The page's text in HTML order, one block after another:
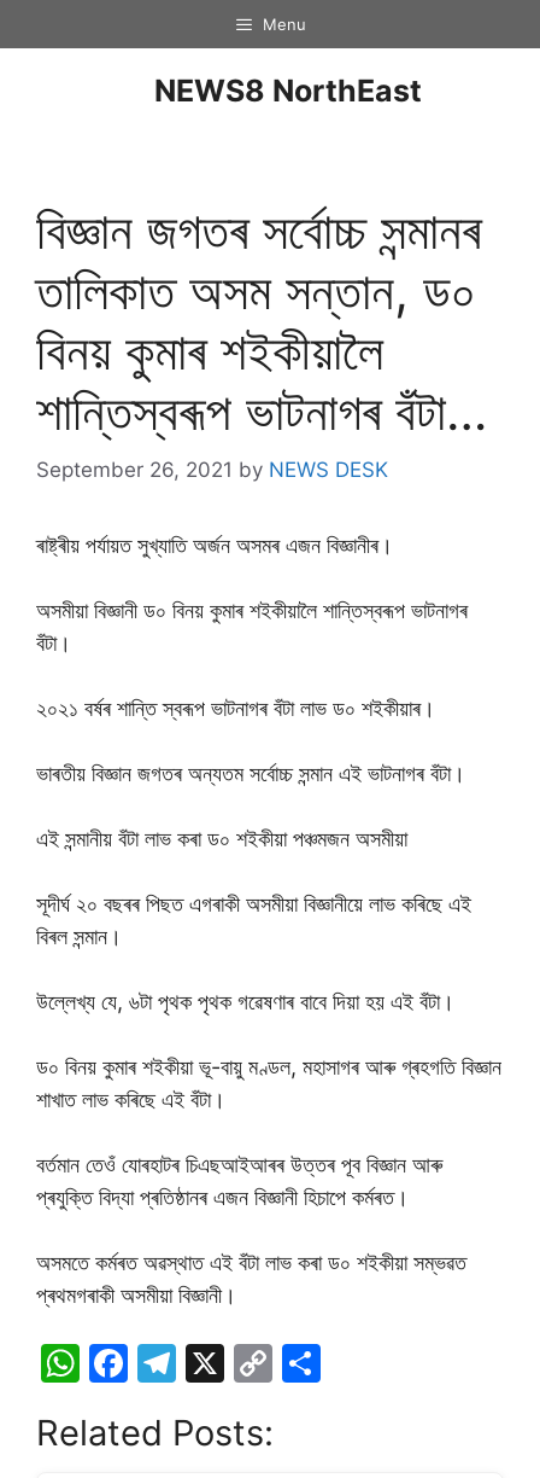
Menu
NEWS8 NorthEast
বিজ্ঞান জগতৰ সৰ্বোচ্চ সন্মানৰ
তালিকাত অসম সন্তান, ড০
বিনয় কুমাৰ শইকীয়ালৈ
শান্তিস্বৰূপ ভাটনাগৰ বঁটা…
September 26, 2021 by NEWS DESK
ৰাষ্ট্ৰীয় পৰ্যায়ত সুখ্যাতি অৰ্জন অসমৰ এজন বিজ্ঞানীৰ।
অসমীয়া বিজ্ঞানী ড০ বিনয় কুমাৰ শইকীয়ালৈ শান্তিস্বৰূপ ভাটনাগৰ
বঁটা।
২০২১ বৰ্ষৰ শান্তি স্বৰূপ ভাটনাগৰ বঁটা লাভ ড০ শইকীয়াৰ।
ভাৰতীয় বিজ্ঞান জগতৰ অন্যতম সৰ্বোচ্চ সন্মান এই ভাটনাগৰ বঁটা।
এই সন্মানীয় বঁটা লাভ কৰা ড০ শইকীয়া পঞ্চমজন অসমীয়া
সূদীৰ্ঘ ২০ বছৰৰ পিছত এগৰাকী অসমীয়া বিজ্ঞানীয়ে লাভ কৰিছে এই
বিৰল সন্মান।
উল্লেখ্য যে, ৬টা পৃথক পৃথক গৱেষণাৰ বাবে দিয়া হয় এই বঁটা।
ড০ বিনয় কুমাৰ শইকীয়া ভূ-বায়ু মণ্ডল, মহাসাগৰ আৰু গ্ৰহগতি বিজ্ঞান
শাখাত লাভ কৰিছে এই বঁটা।
বৰ্তমান তেওঁ যোৰহাটৰ চিএছআইআৰৰ উত্তৰ পূব বিজ্ঞান আৰু
প্ৰযুক্তি বিদ্যা প্ৰতিষ্ঠানৰ এজন বিজ্ঞানী হিচাপে কৰ্মৰত।
অসমতে কৰ্মৰত অৱস্থাত এই বঁটা লাভ কৰা ড০ শইকীয়া সম্ভৱত
প্ৰথমগৰাকী অসমীয়া বিজ্ঞানী।
W
at
F
c
T
e
X
C
Related Posts: